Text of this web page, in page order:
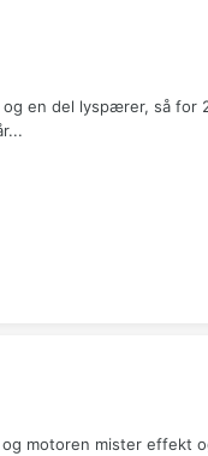
en del lyspærer, så
motoren mister